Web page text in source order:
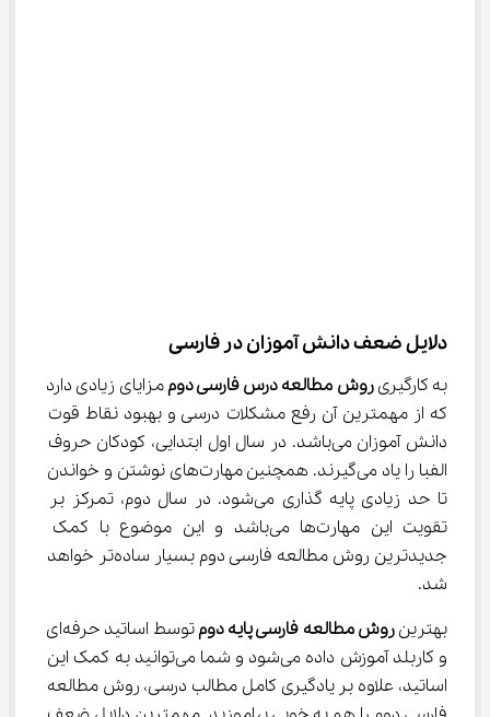
دلایل ضعف دانش آموزان در فارسی
به کارگیری روش مطالعه درس فارسی دوم مزایای زیادی دارد
که از مهمترین آن رفع مشکلات درسی و بهبود نقاط قوت
دانش آموزان می‌باشد. در سال اول ابتدایی، کودکان حروف
الفبا را یاد می‌گیرند. همچنین مهارت‌های نوشتن و خواندن
تا حد زیادی پایه گذاری می‌شود. در سال دوم، تمرکز بر
تقویت این مهارت‌ها می‌باشد و این موضوع با کمک
جدیدترین روش مطالعه فارسی دوم بسیار ساده‌تر خواهد
شد.
بهترین روش مطالعه فارسی پایه دوم
توسط اساتید حرفه‌ای
و کاربلد آموزش داده می‌شود و شما می‌توانید به کمک این
اساتید، علاوه بر یادگیری کامل مطالب درسی، روش مطالعه